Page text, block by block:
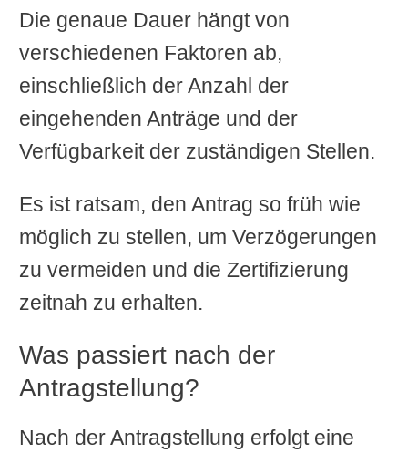
Die genaue Dauer hängt von
verschiedenen Faktoren ab,
einschließlich der Anzahl der
eingehenden Anträge und der
Verfügbarkeit der zuständigen Stellen.
Es ist ratsam, den Antrag so früh wie
möglich zu stellen, um Verzögerungen
zu vermeiden und die Zertifizierung
zeitnah zu erhalten.
Was passiert nach der
Antragstellung?
Nach der Antragstellung erfolgt eine